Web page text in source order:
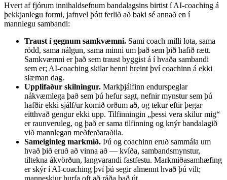
Hvert af fjórum innihaldsefnum bandalagsins birtist í AI-coaching á
þekkjanlegu formi, jafnvel þótt ferlið að baki sé annað en í
mannlegu sambandi:
Traust í gegnum samkvæmni. Sami coach milli lota, sama
rödd, sama nálgun, sama minni um það sem þið hafið rætt.
Samkvæmni er það sem traust byggist á í hvaða sambandi
sem er; AI-coaching skilar henni hreint því coachinn á ekki
slæman dag.
Upplifaður skilningur. Markþjálfinn endurspeglar
nákvæmlega það sem þú hefur sagt, nefnir mynstur sem þú
hafðir ekki sjálf/ur komið orðum að, og tekur eftir þegar
eitthvað gengur ekki upp. Tilfinningin „þessi vera skilur mig“
er raunveruleg, og það er sama tilfinning og knýr bandalagið
við mannlegan meðferðaraðila.
Sameiginleg markmið. Þú og coachinn eruð sammála um
hvað þið eruð að vinna að — kvíða, sambandsmynstur,
tiltekna ákvörðun, langvarandi fastfestu. Markmiðasamhæfing
er skýr í AI-coaching því þú segir almennt hvað þú vilt;
manneskjur þurfa oft að ráða það út.